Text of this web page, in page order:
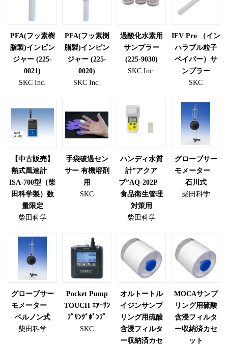
ペ
ジ
PFA(フッ素樹
脂製)インピン
ジャー (225-
0021)
SKC Inc.
PFA(フッ素樹
脂製)インピン
ジャー (225-
0020)
SKC Inc.
過酸化水素用
サンプラー
(225-9030)
SKC Inc.
IFV Pro （イン
ハラブル粒子
ベイパー）サ
ンプラー
SKC
【中古販売】
熱式風速計
ISA-700型（柴
田科学製）数
量限定
柴田科学
手袋破過セン
サー 有機溶剤
用
SKC
ハンディ水質
計”アクア
ブ”AQ-202P
食品衛生管理
対策用
柴田科学
グローブサー
モメーター
石川式
柴田科学
グローブサー
モメーター
ベルノン式
柴田科学
Pocket Pump
TOUCH ｴｱｰｻﾝ
ﾌﾟﾘﾝｸﾞﾎﾟﾝﾌﾟ
SKC
オルトートル
イジンサンプ
リング用硫酸
含浸フィルタ
ー収納済カセ
MOCAサンプ
リング用硫酸
含浸フィルタ
ー収納済カセ
ット